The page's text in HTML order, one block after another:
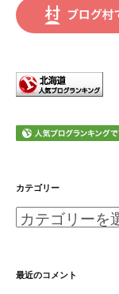
カテゴリー
カ
ゴ
最近のコメント